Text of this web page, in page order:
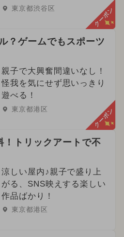
東京都渋谷区 クーポン
？ゲームでもスポーツ
親子で大興奮間違いなし！
怪我を気にせず思いっきり
遊べる！
東京都港区 クーポン
！トリックアートで不
涼しい屋内♪親子で盛り上
がる、SNS映えする楽しい
作品ばかり！
東京都港区